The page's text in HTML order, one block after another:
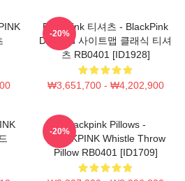
Blackpink 티셔츠 - BlackPink
DuuDuu 사이트맵 클래식 티셔
츠 RB0401 [ID1928]
₩3,651,700 - ₩4,202,900
-20%
Blackpink Pillows -
BLACKPINK Whistle Throw
Pillow RB0401 [ID1709]
-20%